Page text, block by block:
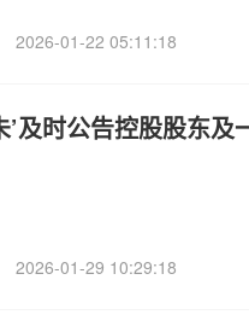
2026-01-22 05:11:18
’及时公告控股股东
2026-01-29 10:29:18